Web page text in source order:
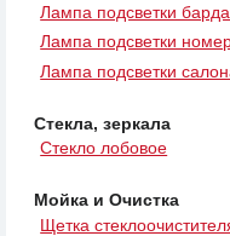
Лампа подсветки
Лампа подсветки
Лампа подсветки
Стекла, зеркала
Стекло лобовое
Мойка и Очистка
Щетка